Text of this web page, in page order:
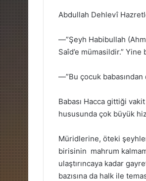
Abdullah Dehlevî
—”Şeyh Habibullah
Saîd’e mümasildir.”
—”Bu çocuk babasından
Babası Hacca gittiği
hususunda çok büyük
Müridlerine, öteki
birisinin mahrum
ulaştırıncaya kadar
bazısına da halk ile